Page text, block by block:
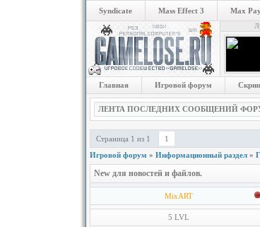
Syndicate Mass Effect 3 Max
Главная Игровой форум
ЛЕНТА ПОСЛЕДНИХ СООБЩЕНИЙ
Страница 1 из 1
1
Игровой форум » Информационный раздел »
New для новостей и файлов.
MixART
5 LVL